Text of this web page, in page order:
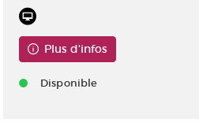
Plus d'infos
Disponible